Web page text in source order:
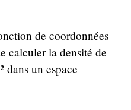
de coordonnées
calculer la densité de
dans un espace